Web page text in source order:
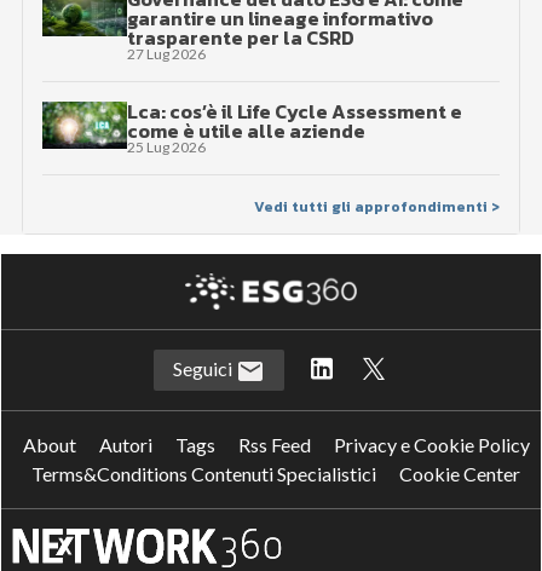
garantire un lineage informativo
trasparente per la CSRD
27 Lug 2026
Lca: cos’è il Life Cycle Assessment e
come è utile alle aziende
25 Lug 2026
Vedi tutti gli approfondimenti >
Seguici
About Autori Tags Rss Feed
Privacy e Cookie Policy
Terms&Conditions Contenuti Specialistici
Cookie Center